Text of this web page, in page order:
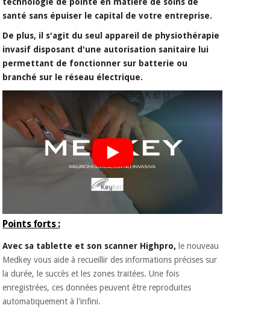
technologie de pointe en matière de soins de
santé sans épuiser le capital de votre entreprise.
De plus, il s'agit du seul appareil de physiothérapie
invasif disposant d'une autorisation sanitaire lui
permettant de fonctionner sur batterie ou
branché sur le réseau électrique.
Points forts :
Avec sa tablette et son scanner Highpro, le nouveau
Medkey vous aide à recueillir des informations précises sur
la durée, le succès et les zones traitées. Une fois
enregistrées, ces données peuvent être reproduites
automatiquement à l'infini.